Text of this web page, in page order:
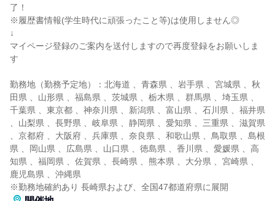
了！
※履歴書情報(学生時代に頑張ったこと等)は使用しません◎
↓
マイページ登録のご案内を送付しますので再度登録をお願いしま
す
勤務地（勤務予定地）：北海道 、青森県 、岩手県 、宮城県 、秋
田県 、山形県 、福島県 、茨城県 、栃木県 、群馬県 、埼玉県 、
千葉県 、東京都 、神奈川県 、新潟県 、富山県 、石川県 、福井県
、山梨県 、長野県 、岐阜県 、静岡県 、愛知県 、三重県 、滋賀県
、京都府 、大阪府 、兵庫県 、奈良県 、和歌山県 、鳥取県 、島根
県 、岡山県 、広島県 、山口県 、徳島県 、香川県 、愛媛県 、高
知県 、福岡県 、佐賀県 、長崎県 、熊本県 、大分県 、宮崎県 、
鹿児島県 、沖縄県
※勤務地確約あり 長崎県および、全国47都道府県に展開